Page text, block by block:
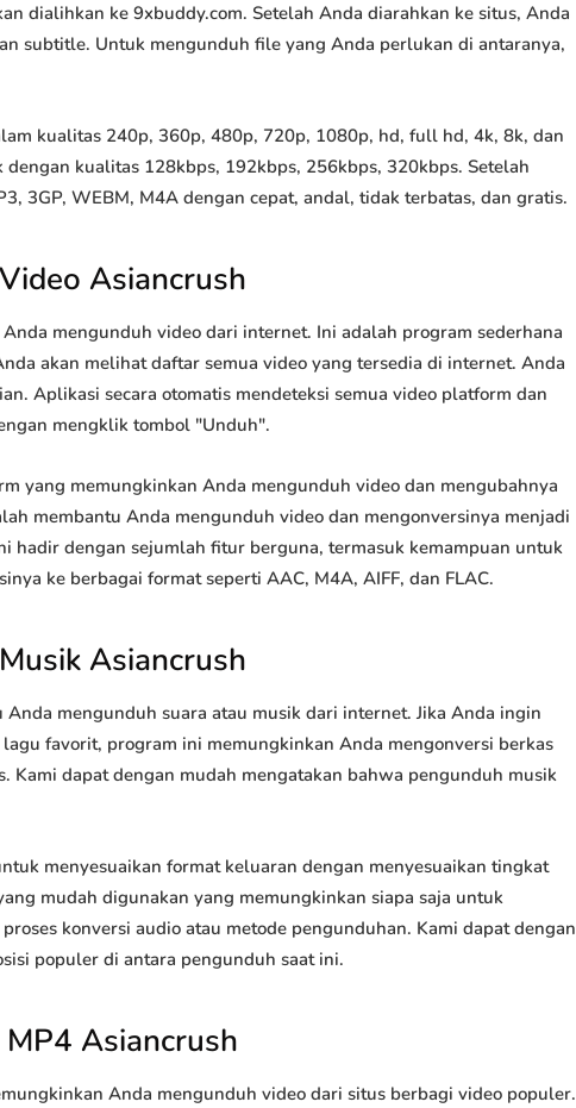
dialihkan ke 9xbuddy.com. Setelah Anda diarahkan ke situs, Anda
subtitle. Untuk mengunduh file yang Anda perlukan di antaranya,
kualitas 240p, 360p, 480p, 720p, 1080p, hd, full hd, 4k, 8k, dan
kualitas 128kbps, 192kbps, 256kbps, 320kbps. Setelah
3GP, WEBM, M4A dengan cepat, andal, tidak terbatas, dan gratis.
Asiancrush
mengunduh video dari internet. Ini adalah program sederhana
akan melihat daftar semua video yang tersedia di internet. Anda
Aplikasi secara otomatis mendeteksi semua video platform dan
mengklik tombol "Unduh".
yang memungkinkan Anda mengunduh video dan mengubahnya
membantu Anda mengunduh video dan mengonversinya menjadi
hadir dengan sejumlah fitur berguna, termasuk kemampuan untuk
ke berbagai format seperti AAC, M4A, AIFF, dan FLAC.
Asiancrush
mengunduh suara atau musik dari internet. Jika Anda ingin
favorit, program ini memungkinkan Anda mengonversi berkas
dapat dengan mudah mengatakan bahwa pengunduh musik
menyesuaikan format keluaran dengan menyesuaikan tingkat
mudah digunakan yang memungkinkan siapa saja untuk
konversi audio atau metode pengunduhan. Kami dapat dengan
populer di antara pengunduh saat ini.
Asiancrush
Anda mengunduh video dari situs berbagi video populer.